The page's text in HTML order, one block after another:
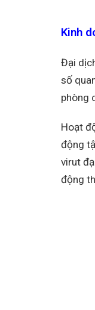
Kinh
Đại
số
phòng
Hoạt
động
virut
động